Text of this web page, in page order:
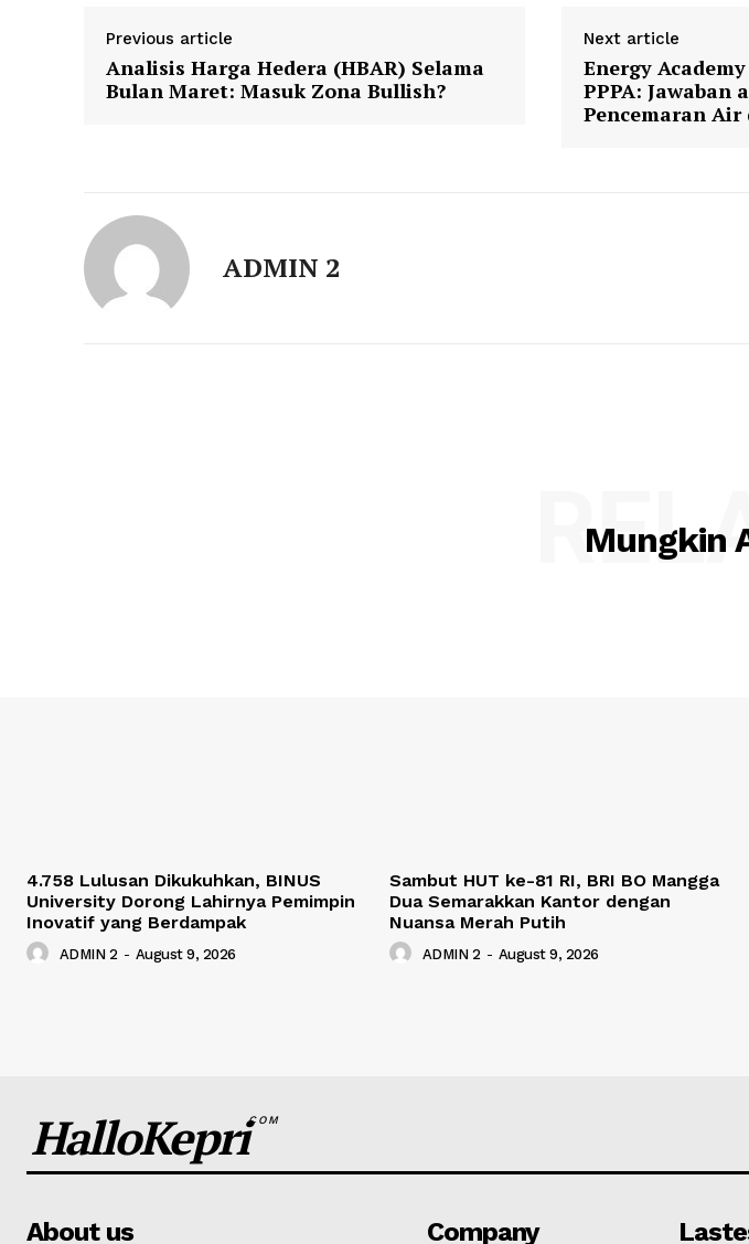
Previous article
Analisis Harga Hedera (HBAR) Selama
Bulan Maret: Masuk Zona Bullish?
Next article
Energy
PPPA: Jawaban
Pencemaran
ADMIN 2
Mungkin
4.758 Lulusan Dikukuhkan, BINUS
University Dorong Lahirnya Pemimpin
Inovatif yang Berdampak
ADMIN 2 - August 9, 2026
Sambut HUT ke-81 RI, BRI BO Mangga
Dua Semarakkan Kantor dengan
Nuansa Merah Putih
ADMIN 2 - August 9, 2026
HalloKepriCOM
About us Company